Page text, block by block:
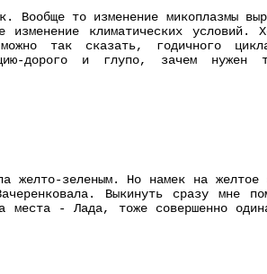
то изменение микоплазмы
изменение климатических
так сказать, годичного цикла
дорого и глупо, зачем нужен
зеленым. Но намек на желтое
Выкинуть сразу мне
места - Лада, тоже совершенно